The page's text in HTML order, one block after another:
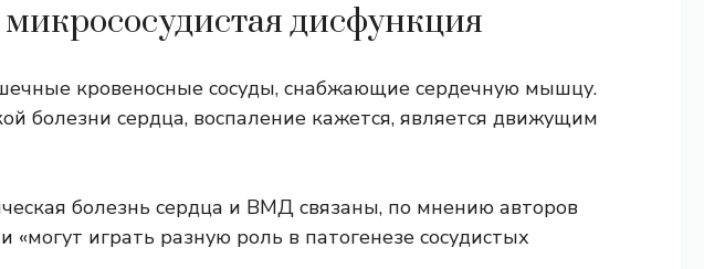
дисфункция
кровеносные сосуды, снабжающие сердечную мышцу.
болезни сердца, воспаление кажется, является движущим
болезнь сердца и ВМД связаны, по мнению авторов
«могут играть разную роль в патогенезе сосудистых